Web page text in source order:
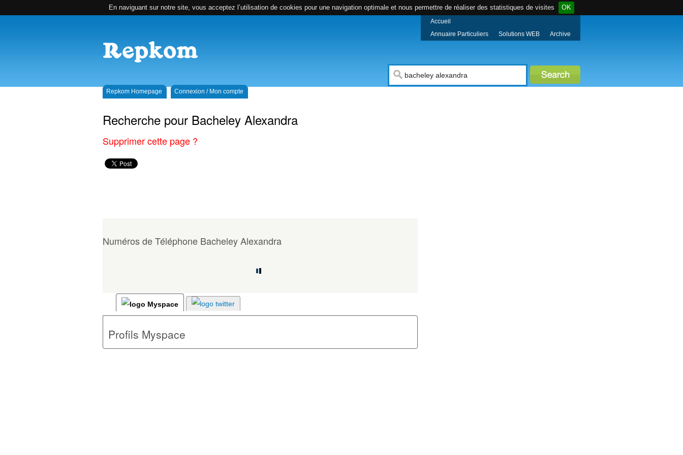
En naviguant sur notre site, vous acceptez l’utilisation de cookies pour une navigation optimale et nous permettre de réaliser des statistiques de visites OK
Accueil
Annuaire Particuliers
Solutions WEB Archive
Repkom Homepage Connexion / Mon compte
Recherche pour Bacheley Alexandra
Supprimer cette page ?
Numéros de Téléphone Bacheley Alexandra
Profils Myspace